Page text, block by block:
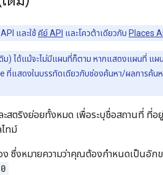
และใช้คีย์ API และโควต้าเดียวกับ Places
ม) ได้แม้จะไม่มีแผนที่ก็ตาม หากแสดงแผนที่ แ
ที่แสดงในบรรทัดเดียวกับช่องค้นหา/ผลการค้น
ะสตริงย่อยทั้งหมด เพื่อระบุชื่อสถานที่ ที่อ
ทม์
ซึ่งหมายความว่าคุณต้องกำหนดเป็นอัก